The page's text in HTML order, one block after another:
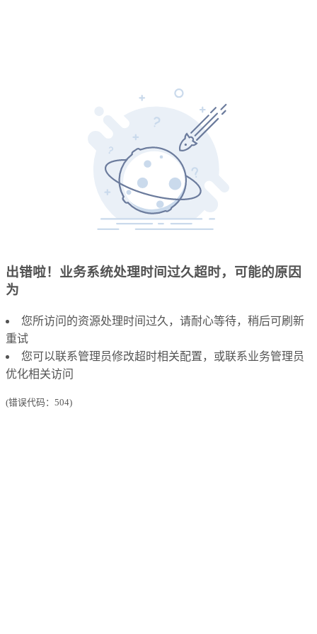
出错啦！业务系统处理时间过久超时，可能的原因
为
您所访问的资源处理时间过久，请耐心等待，稍后可刷新
重试
您可以联系管理员修改超时相关配置，或联系业务管理员
优化相关访问
(错误代码：504)